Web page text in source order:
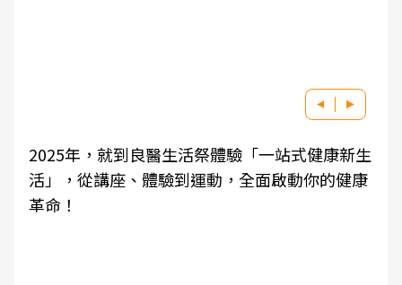
2025年，就到良醫生活祭體驗「一站式健康新生
活」，從講座、體驗到運動，全面啟動你的健康
革命！